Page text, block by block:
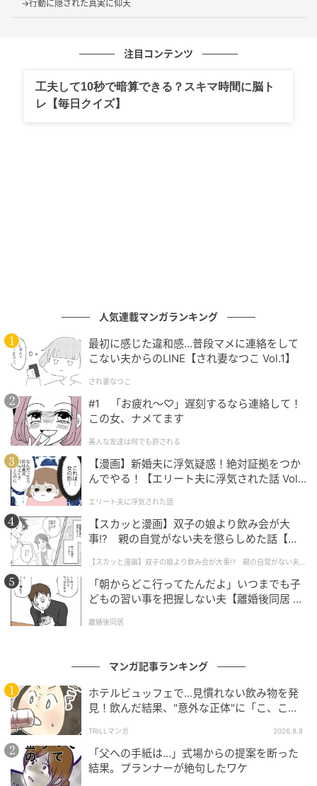
→行動に隠された真実に仰天
注目コンテンツ
工夫して10秒で暗算できる？スキマ時間に脳ト
レ【毎日クイズ】
人気連載マンガランキング
最初に感じた違和感…普段マメに連絡をして
こない夫からのLINE【され妻なつこ Vol.1】
され妻なつこ
#1 「お疲れ〜♡」遅刻するなら連絡して！
この女、ナメてます
美人な友達は何でも許される
【漫画】新婚夫に浮気疑惑！絶対証拠をつか
んでやる！【エリート夫に浮気された話 Vol.
エリート夫に浮気された話
【スカッと漫画】双子の娘より飲み会が大
事!? 親の自覚がない夫を懲らしめた話【第1
【スカッと漫画】双子の娘より飲み会が大事!? 親の自覚がない夫を
懲らしめた話
「朝からどこ行ってたんだよ」いつまでも子
どもの習い事を把握しない夫【離婚後同居 Vo
離婚後同居
マンガ記事ランキング
ホテルビュッフェで…見慣れない飲み物を発
見！飲んだ結果、"意外な正体"に「こ、これ
TRILLマンガ 2026.8.8
「父への手紙は…」式場からの提案を断った
結果。プランナーが絶句したワケ